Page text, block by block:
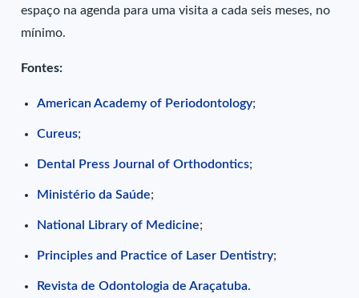
espaço na agenda para uma visita a cada seis meses, no
mínimo.
Fontes:
American Academy of Periodontology;
Cureus;
Dental Press Journal of Orthodontics;
Ministério da Saúde;
National Library of Medicine;
Principles and Practice of Laser Dentistry;
Revista de Odontologia de Araçatuba.